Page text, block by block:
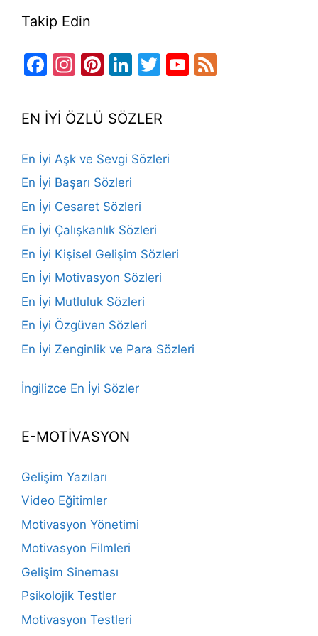
Takip Edin
Facebook
Instagram
Pinterest
LinkedIn
TwitterYouTube
EN İYİ ÖZLÜ SÖZLER
En İyi Aşk ve Sevgi Sözleri
En İyi Başarı Sözleri
En İyi Cesaret Sözleri
En İyi Çalışkanlık Sözleri
En İyi Kişisel Gelişim Sözleri
En İyi Motivasyon Sözleri
En İyi Mutluluk Sözleri
En İyi Özgüven Sözleri
En İyi Zenginlik ve Para Sözleri
İngilizce En İyi Sözler
E-MOTİVASYON
Gelişim Yazıları
Video Eğitimler
Motivasyon Yönetimi
Motivasyon Filmleri
Gelişim Sineması
Psikolojik Testler
Motivasyon Testleri